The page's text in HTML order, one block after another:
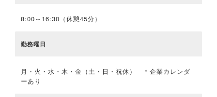
8:00～16:30（休憩45分）
勤務曜日
月・火・水・木・金（土・日・祝休） ＊企業カレンダ
ーあり